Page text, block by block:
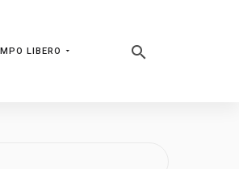
LIBERO